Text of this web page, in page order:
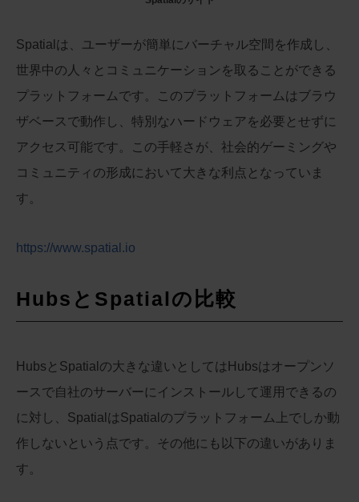
Spatialは、ユーザーが簡単にバーチャル空間を作成し、
世界中の人々とコミュニケーションを取ることができる
プラットフォームです。このプラットフォームはブラウ
ザベースで動作し、特別なハードウェアを必要とせずに
アクセス可能です。この手軽さが、社会的ゲーミングや
コミュニティの形成において大きな利点となっていま
す。
https://www.spatial.io
HubsとSpatialの比較
HubsとSpatialの大きな違いとしてはHubsはオープンソ
ースで自社のサーバーにインストールして運用できるの
に対し、SpatialはSpatialのプラットフォーム上でしか動
作しないという点です。その他にも以下の違いがありま
す。